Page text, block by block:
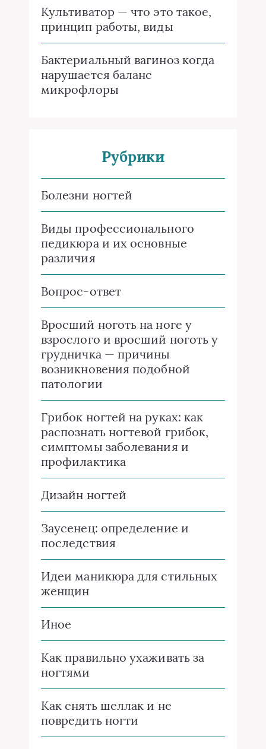
Культиватор — что это такое,
принцип работы, виды
Бактериальный вагиноз когда
нарушается баланс
микрофлоры
Рубрики
Болезни ногтей
Виды профессионального
педикюра и их основные
различия
Вопрос-ответ
Вросший ноготь на ноге у
взрослого и вросший ноготь у
грудничка — причины
возникновения подобной
патологии
Грибок ногтей на руках: как
распознать ногтевой грибок,
симптомы заболевания и
профилактика
Дизайн ногтей
Заусенец: определение и
последствия
Идеи маникюра для стильных
женщин
Иное
Как правильно ухаживать за
ногтями
Как снять шеллак и не
повредить ногти